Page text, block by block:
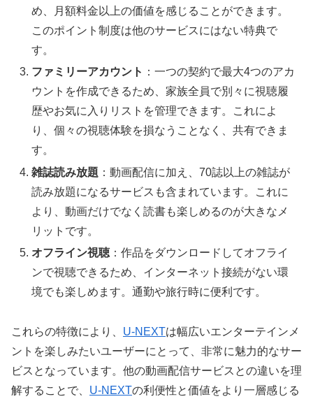
め、月額料金以上の価値を感じることができます。
このポイント制度は他のサービスにはない特典で
す。
ファミリーアカウント ：一つの契約で最大4つのアカ
ウントを作成できるため、家族全員で別々に視聴履
歴やお気に入りリストを管理できます。これによ
り、個々の視聴体験を損なうことなく、共有できま
す。
雑誌読み放題 ：動画配信に加え、70誌以上の雑誌が
読み放題になるサービスも含まれています。これに
より、動画だけでなく読書も楽しめるのが大きなメ
リットです。
オフライン視聴：作品をダウンロードしてオフライ
ンで視聴できるため、インターネット接続がない環
境でも楽しめます。通勤や旅行時に便利です。
これらの特徴により、 U-NEXTは幅広いエンターテインメ
ントを楽しみたいユーザーにとって、非常に魅力的なサー
ビスとなっています。他の動画配信サービスとの違いを理
解することで、 U-NEXTの利便性と価値をより一層感じる